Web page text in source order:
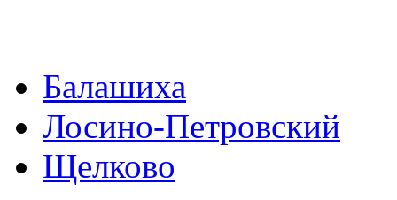
Балашиха
Лосино-Петровский
Щелково